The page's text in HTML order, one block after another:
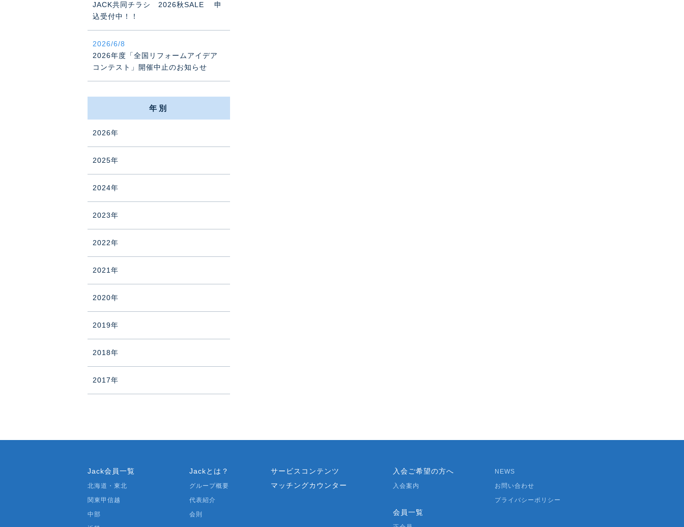
JACK共同チラシ 2026秋SALE 申
込受付中！！
2026/6/8
2026年度「全国リフォームアイデア
コンテスト」開催中止のお知らせ
年別
2026年
2025年
2024年
2023年
2022年
2021年
2020年
2019年
2018年
2017年
Jack会員一覧
北海道・東北
関東甲信越
中部
Jackとは？
グループ概要
代表紹介
会則
サービスコンテンツ
マッチングカウンター
入会ご希望の方へ
入会案内
会員一覧
NEWS
お問い合わせ
プライバシーポリシー